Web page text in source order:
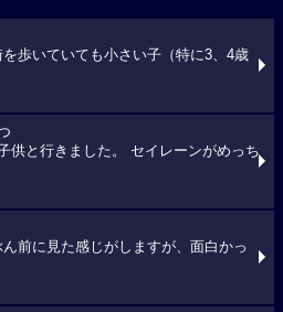
を歩いていても小さい子（特に3、4歳
供と行きました。 セイレーンがめっち
前に見た感じがしますが、面白かっ